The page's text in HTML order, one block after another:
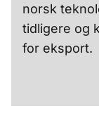
norsk
tidligere og
for eksport.